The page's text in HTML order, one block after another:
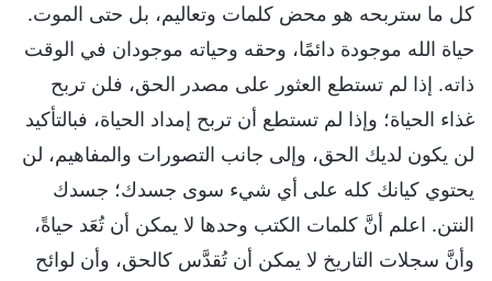
كل ما ستربحه هو محض كلمات وتعاليم، بل حتى الموت.
حياة الله موجودة دائمًا، وحقه وحياته موجودان في الوقت
ذاته. إذا لم تستطع العثور على مصدر الحق، فلن تربح
غذاء الحياة؛ وإذا لم تستطع أن تربح إمداد الحياة، فبالتأكيد
لن يكون لديك الحق، وإلى جانب التصورات والمفاهيم، لن
يحتوي كيانك كله على أي شيء سوى جسدك؛ جسدك
النتن. اعلم أنَّ كلمات الكتب وحدها لا يمكن أن تُعَد حياةً،
وأنَّ سجلات التاريخ لا يمكن أن تُقدَّس كالحق، وأن لوائح